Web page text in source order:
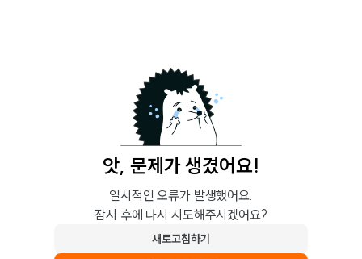
앗, 문제가 생겼어요!
일시적인 오류가 발생했어요.
잠시 후에 다시 시도해주시겠어요?
새로고침하기